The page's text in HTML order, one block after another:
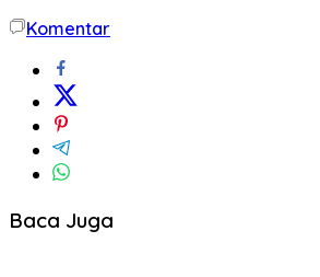
Komentar
Baca Juga